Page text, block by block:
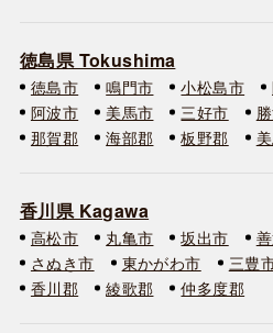
徳島県 Tokushima
徳島市 鳴門市 小松島市
阿波市
美馬市 三好市
那賀郡
海部郡 板野郡
香川県 Kagawa
高松市 丸亀市 坂出市
さぬき市
東かがわ市 三豊
香川郡
綾歌郡 仲多度郡